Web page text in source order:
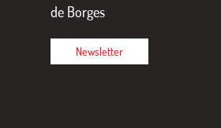
de Borges
Newsletter